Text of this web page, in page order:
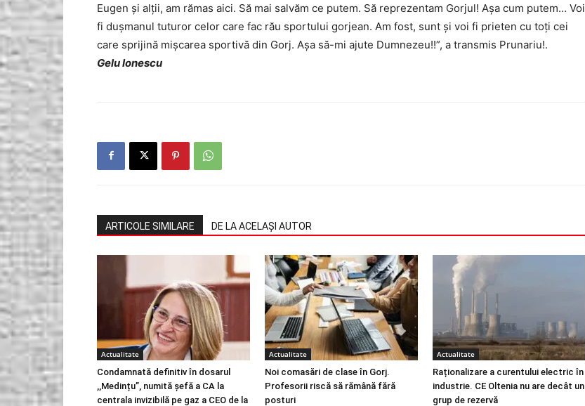
Eugen și alții, am rămas aici. Să mai salvăm ce putem. Să reprezentam Gorjul! Așa cum putem… Voi
fi dușmanul tuturor celor care fac rău sportului gorjean. Am fost, sunt și voi fi prieten cu toți cei
care sprijină mișcarea sportivă din Gorj. Așa să-mi ajute Dumnezeu!!”, a transmis Prunariu!.
Gelu Ionescu
ARTICOLE SIMILARE DE LA ACELAȘI AUTOR
Actualitate
Condamnată definitiv în dosarul
,,Medințu”, numită șefă a CA la
centrala invizibilă pe gaz a CEO de la
Actualitate
Noi comasări de clase în Gorj.
Profesorii riscă să rămână fără
posturi
Actualitate
Raționalizare a curentului electric în
industrie. CE Oltenia nu are decât un
grup de rezervă